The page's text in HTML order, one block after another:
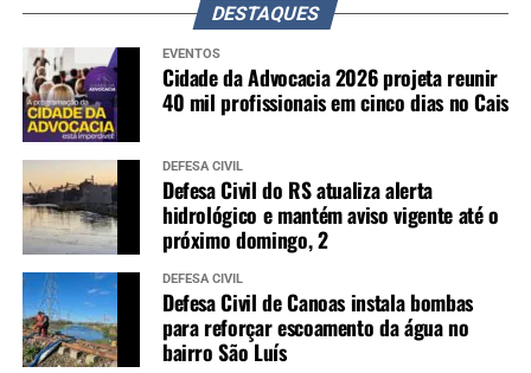
DESTAQUES
EVENTOS
Cidade da Advocacia 2026 projeta reunir
40 mil profissionais em cinco dias no Cais
DEFESA CIVIL
Defesa Civil do RS atualiza alerta
hidrológico e mantém aviso vigente até o
próximo domingo, 2
DEFESA CIVIL
Defesa Civil de Canoas instala bombas
para reforçar escoamento da água no
bairro São Luís